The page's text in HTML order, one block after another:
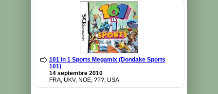
101 in 1 Sports Megamix (Dondake Sports
101)
14 septembre 2010
FRA, UKV, NOE, ???, USA